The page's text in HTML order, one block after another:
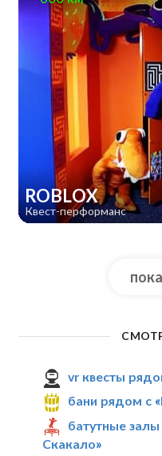
ROBLOX
Квест-перформанс
vr квесты
бани рядом с
батутные
Скакало»